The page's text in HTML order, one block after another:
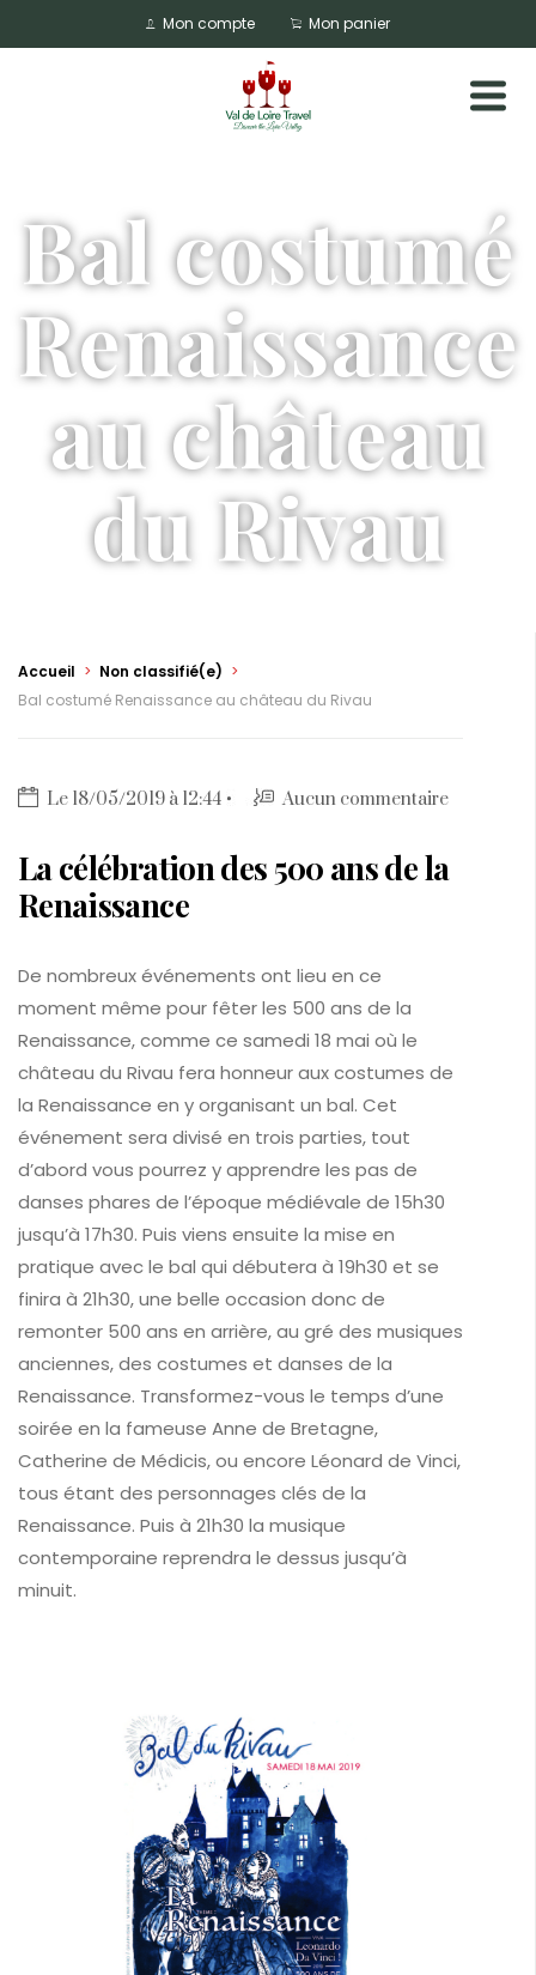
Mon compte Mon panier
Bal costumé
Renaissance
au château
du Rivau
Accueil > Non classifié(e) >
Bal costumé Renaissance au château du Rivau
Le 18/05/2019 à 12:44 Aucun commentaire
La célébration des 500 ans de la
Renaissance
De nombreux événements ont lieu en ce
moment même pour fêter les 500 ans de la
Renaissance, comme ce samedi 18 mai où le
château du Rivau fera honneur aux costumes de
la Renaissance en y organisant un bal. Cet
événement sera divisé en trois parties, tout
d’abord vous pourrez y apprendre les pas de
danses phares de l’époque médiévale de 15h30
jusqu’à 17h30. Puis viens ensuite la mise en
pratique avec le bal qui débutera à 19h30 et se
finira à 21h30, une belle occasion donc de
remonter 500 ans en arrière, au gré des musiques
anciennes, des costumes et danses de la
Renaissance. Transformez-vous le temps d’une
soirée en la fameuse Anne de Bretagne,
Catherine de Médicis, ou encore Léonard de Vinci,
tous étant des personnages clés de la
Renaissance. Puis à 21h30 la musique
contemporaine reprendra le dessus jusqu’à
minuit.